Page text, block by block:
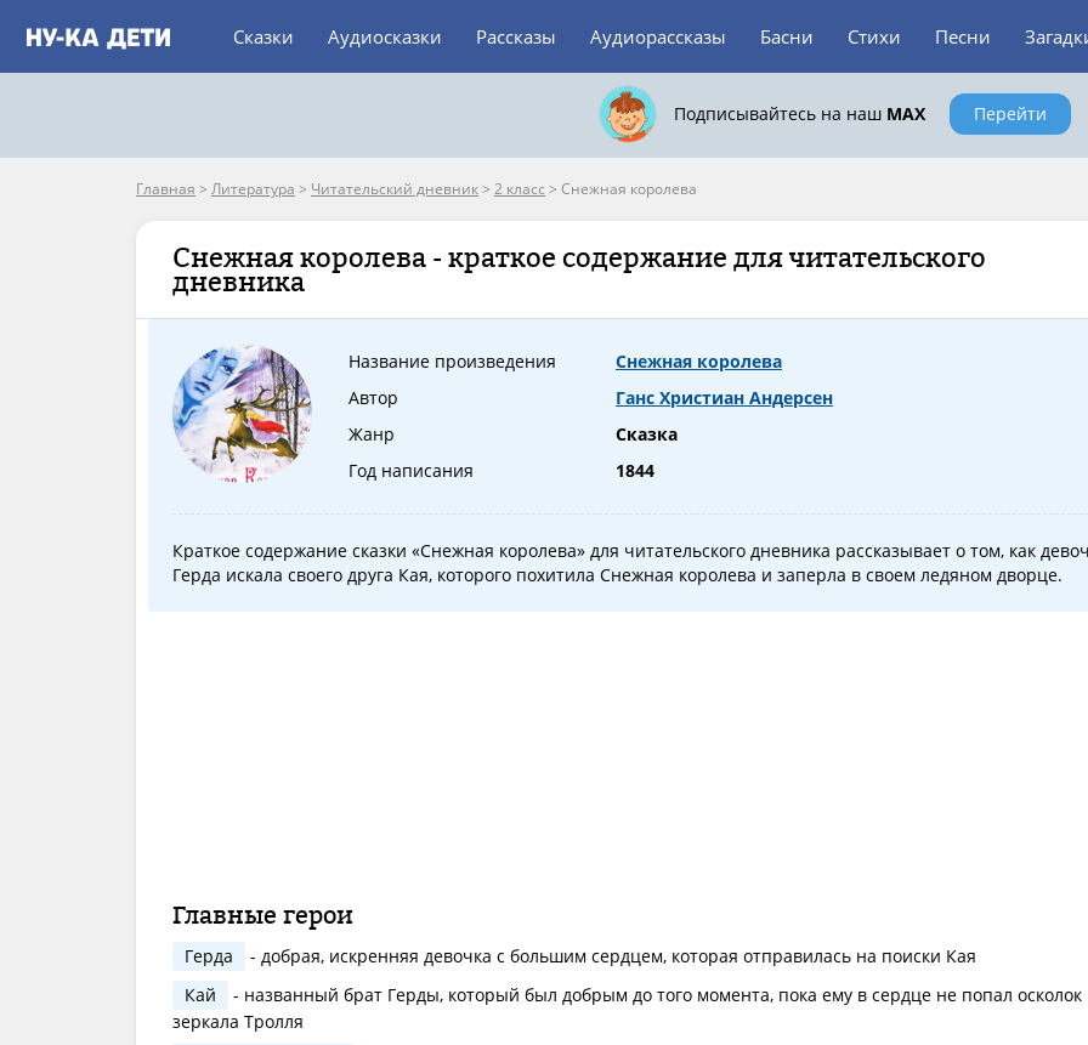
Сказки Аудиосказки Рассказы Аудиорассказы Басни Стихи Песни
Подписывайтесь на наш MAX Перейти
Главная > Литература > Читательский дневник> 2 класс > Снежная королева
Снежная королева - краткое содержание для читательского
дневника
Название произведения
Снежная королева
Автор
Ганс Христиан Андерсен
Жанр
Сказка
Год написания
1844
Краткое содержание сказки «Снежная королева» для читательского дневника рассказывает о том, как
Герда искала своего друга Кая, которого похитила Снежная королева и заперла в своем ледяном дворце.
Главные герои
Герда
- добрая, искренняя девочка с большим сердцем, которая отправилась на поиски Кая
Кай
- названный брат Герды, который был добрым до того момента, пока ему в сердце не попал осколок
зеркала Тролля